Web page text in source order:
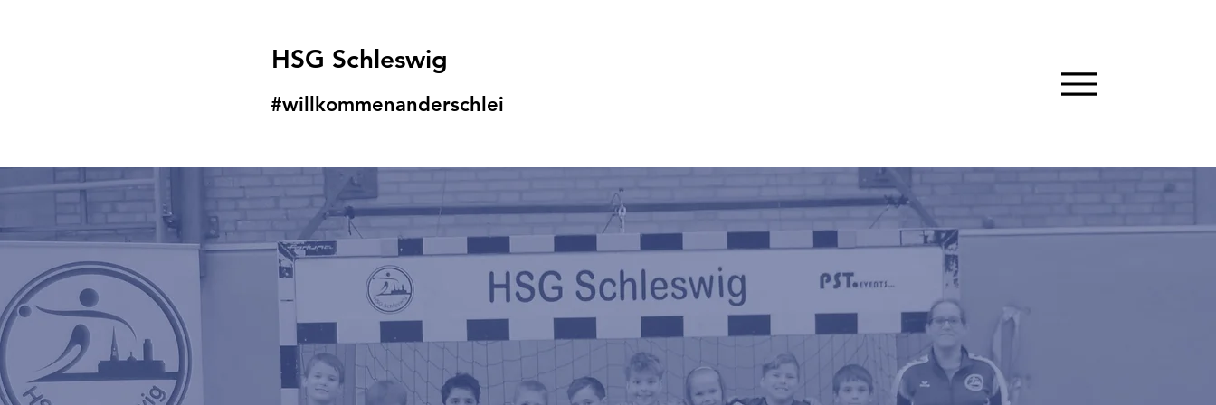
HSG Schleswig
#willkommenanderschlei